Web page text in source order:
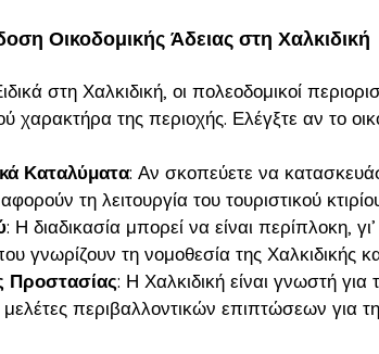
Οικοδομικής Άδειας στη Χαλκιδική
στη Χαλκιδική, οι πολεοδομικοί
χαρακτήρα της περιοχής. Ελέγξτε αν το
Καταλύματα: Αν σκοπεύετε να
τη λειτουργία του τουριστικού
: Η διαδικασία μπορεί να είναι περίπλοκη,
γνωρίζουν τη νομοθεσία της Χαλκιδικής
Προστασίας: Η Χαλκιδική είναι γνωστή
μελέτες περιβαλλοντικών επιπτώσεων για